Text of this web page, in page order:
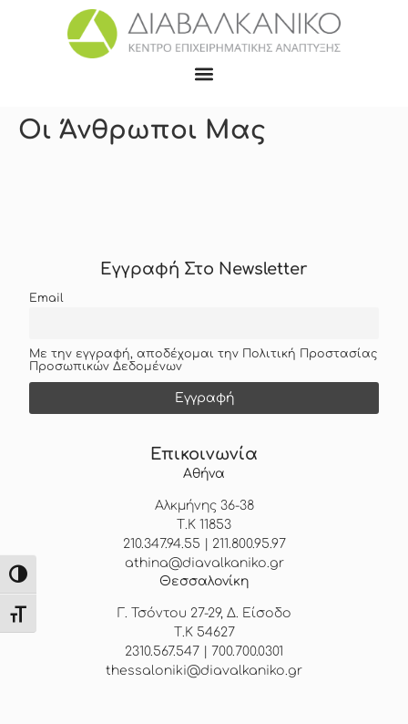
Εναλλαγή Υψηλής Αντίθεσης
Εναλλαγή Μεγέθους Γραμμάτων
Οι Άνθρωποι Μας
Επικοινωνία
Αθήνα
Αλκμήνης 36-38
Τ.Κ 11853
210.347.94.55 | 211.800.95.97
athina@diavalkaniko.gr
Θεσσαλονίκη
Γ. Τσόντου 27-29, Δ. Είσοδο
Τ.Κ 54627
2310.567.547 | 700.700.0301
thessaloniki@diavalkaniko.gr
Εγγραφή Στο Newsletter
Email
Με την εγγραφή, αποδέχομαι την Πολιτική Προστασίας
Προσωπικών Δεδομένων